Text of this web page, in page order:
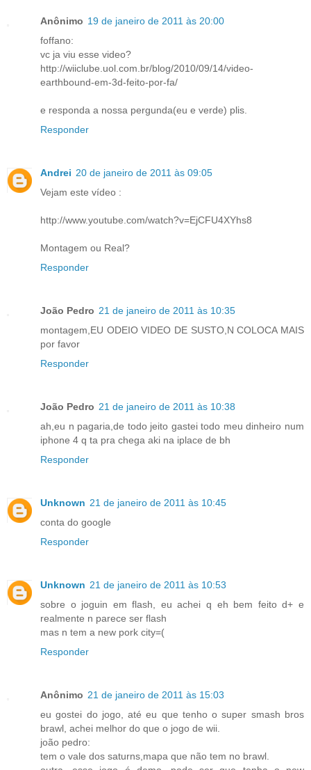
Anônimo 19 de janeiro de 2011 às 20:00
foffano:
vc ja viu esse video?
http://wiiclube.uol.com.br/blog/2010/09/14/video-
earthbound-em-3d-feito-por-fa/
e responda a nossa pergunda(eu e verde) plis.
Responder
Andrei 20 de janeiro de 2011 às 09:05
Vejam este vídeo :
http://www.youtube.com/watch?v=EjCFU4XYhs8
Montagem ou Real?
Responder
João Pedro 21 de janeiro de 2011 às 10:35
montagem,EU ODEIO VIDEO DE SUSTO,N COLOCA MAIS
por favor
Responder
João Pedro 21 de janeiro de 2011 às 10:38
ah,eu n pagaria,de todo jeito gastei todo meu dinheiro num
iphone 4 q ta pra chega aki na iplace de bh
Responder
Unknown 21 de janeiro de 2011 às 10:45
conta do google
Responder
Unknown 21 de janeiro de 2011 às 10:53
sobre o joguin em flash, eu achei q eh bem feito d+ e
realmente n parece ser flash
mas n tem a new pork city=(
Responder
Anônimo 21 de janeiro de 2011 às 15:03
eu gostei do jogo, até eu que tenho o super smash bros
brawl, achei melhor do que o jogo de wii.
joão pedro:
tem o vale dos saturns,mapa que não tem no brawl.